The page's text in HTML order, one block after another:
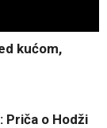
kućom,
Priča o Hodži